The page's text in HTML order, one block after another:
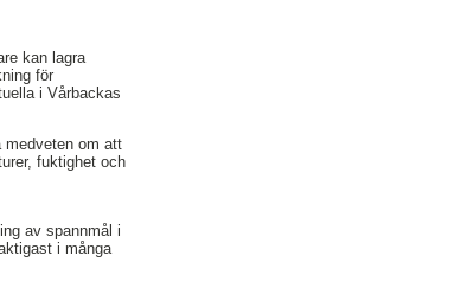
kan lagra
för
i Vårbackas
medveten om att
fuktighet och
av spannmål i
i många